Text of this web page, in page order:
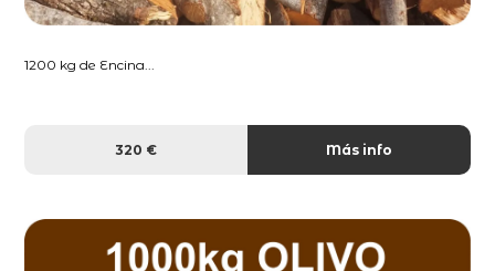
1200 kg de Encina...
320 € Más info